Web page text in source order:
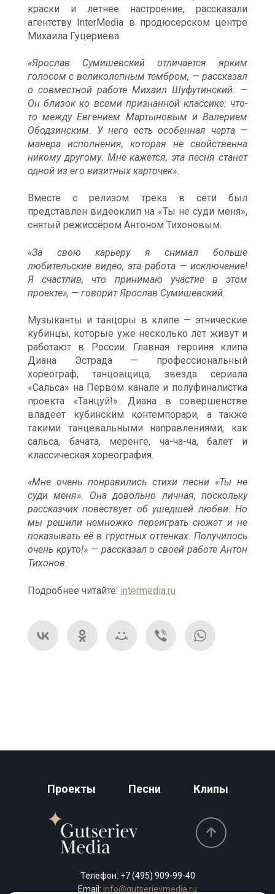
краски и летнее настроение, рассказали
агентству InterMedia в продюсерском центре
Михаила Гуцериева.
«Ярослав Сумишевский отличается ярким
голосом с великолепным тембром, — рассказал
о совместной работе Михаил Шуфутинский. —
Он близок ко всеми признанной классике: что-
то между Евгением Мартыновым и Валерием
Ободзинским. У него есть особенная черта —
манера исполнения, которая не свойственна
никому другому. Мне кажется, эта песня станет
одной из его визитных карточек».
Вместе с релизом трека в сети был
представлен видеоклип на «Ты не суди меня»,
снятый режиссёром Антоном Тихоновым.
«За свою карьеру я снимал больше
любительские видео, эта работа — исключение!
Я счастлив, что принимаю участие в этом
проекте», — говорит Ярослав Сумишевский.
Музыканты и танцоры в клипе — этнические
кубинцы, которые уже несколько лет живут и
работают в России. Главная героиня клипа
Диана Эстрада — профессиональный
хореограф, танцовщица, звезда сериала
«Сальса» на Первом канале и полуфиналистка
проекта «Танцуй!». Диана в совершенстве
владеет кубинским контемпорари, а также
такими танцевальными направлениями, как
сальса, бачата, меренге, ча-ча-ча, балет и
классическая хореография.
«Мне очень понравились стихи песни «Ты не
суди меня». Она довольно личная, поскольку
рассказчик повествует об ушедшей любви. Но
мы решили немножко переиграть сюжет и не
показывать её в грустных оттенках. Получилось
очень круто!» — рассказал о своей работе Антон
Тихонов.
Подробнее читайте: intermedia.ru
Проекты Песни Клипы
Телефон: +7 (495) 909-99-40
Email: info@gutserievmedia.ru